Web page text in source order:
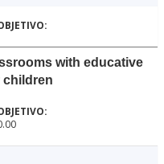
with educative
children